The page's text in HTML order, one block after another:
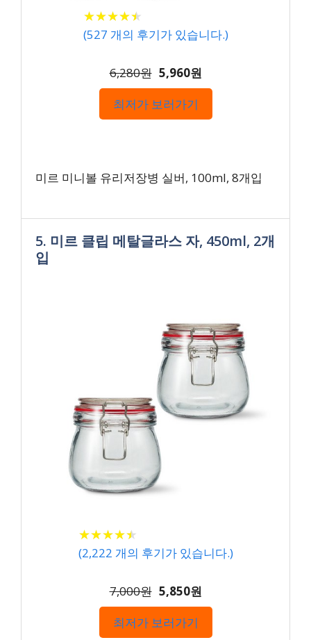
★★★★★
★★★★★
(527 개의 후기가 있습니다.)
6,280원 5,960원
최저가 보러가기
미르 미니볼 유리저장병 실버, 100ml, 8개입
5. 미르 클립 메탈글라스 자, 450ml, 2개
입
★★★★★
★★★★★
(2,222 개의 후기가 있습니다.)
7,000원 5,850원
최저가 보러가기